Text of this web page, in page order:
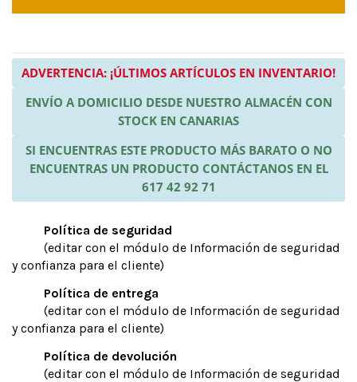
ADVERTENCIA: ¡ÚLTIMOS ARTÍCULOS EN INVENTARIO!
ENVÍO A DOMICILIO DESDE NUESTRO ALMACÉN CON
STOCK EN CANARIAS
SI ENCUENTRAS ESTE PRODUCTO MÁS BARATO O NO
ENCUENTRAS UN PRODUCTO CONTÁCTANOS EN EL
617 42 92 71
Política de seguridad
(editar con el módulo de Información de seguridad
y confianza para el cliente)
Política de entrega
(editar con el módulo de Información de seguridad
y confianza para el cliente)
Política de devolución
(editar con el módulo de Información de seguridad